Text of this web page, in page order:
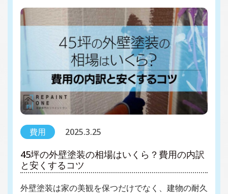
費用 2025.3.25
45坪の外壁塗装の相場はいくら？費用の内訳
と安くするコツ
外壁塗装は家の美観を保つだけでなく、建物の耐久